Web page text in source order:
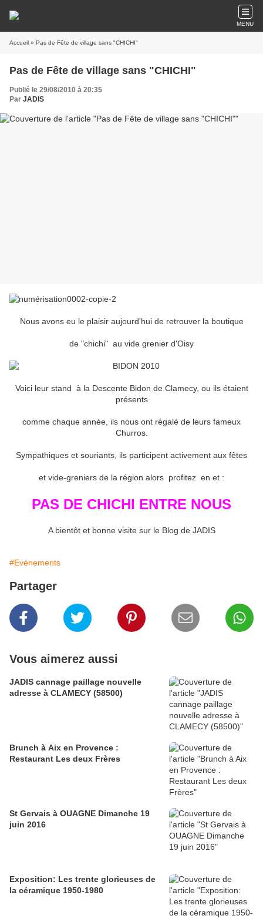
MENU
Accueil » Pas de Fête de village sans "CHICHI"
Pas de Fête de village sans "CHICHI"
Publié le 29/08/2010 à 20:35
Par JADIS
Nous avons eu le plaisir aujourd'hui de retrouver la boutique
de "chichi" au vide grenier d'Oisy
Voici leur stand à la Descente Bidon de Clamecy, ou ils étaient
présents
comme chaque année, ils nous ont régalé de leurs fameux
Churros.
Sympathiques et souriants, ils participent activement aux fêtes
et vide-greniers de la région alors profitez en et :
PAS DE CHICHI ENTRE NOUS
A bientôt et bonne visite sur le Blog de JADIS
#Evénements
Partager
Vous aimerez aussi
JADIS cannage paillage nouvelle
adresse à CLAMECY (58500)
Brunch à Aix en Provence :
Restaurant Les deux Frères
St Gervais à OUAGNE Dimanche 19
juin 2016
Exposition: Les trente glorieuses de
la céramique 1950-1980